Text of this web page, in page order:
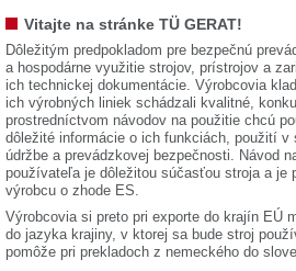
Vitajte na stránke TÜ GERAT!
Dôležitým predpokladom pre bezpečnú
a hospodárne využitie strojov, prístrojov a
ich technickej dokumentácie. Výrobcovia
ich výrobných liniek schádzali kvalitné,
prostredníctvom návodov na použitie chcú
dôležité informácie o ich funkciách, použití v
údržbe a prevádzkovej bezpečnosti. Návod
používateľa je dôležitou súčasťou stroja a je
výrobcu o zhode ES.
Výrobcovia si preto pri exporte do krajín EÚ
do jazyka krajiny, v ktorej sa bude stroj
pomôže pri prekladoch z nemeckého do